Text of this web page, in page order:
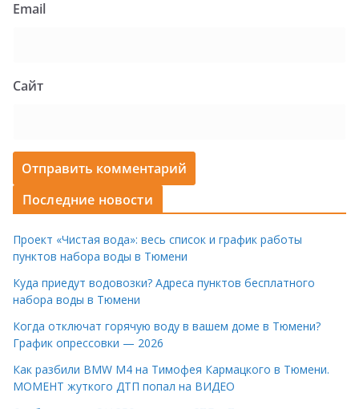
Email
Сайт
Последние новости
Проект «Чистая вода»: весь список и график работы
пунктов набора воды в Тюмени
Куда приедут водовозки? Адреса пунктов бесплатного
набора воды в Тюмени
Когда отключат горячую воду в вашем доме в Тюмени?
График опрессовки — 2026
Как разбили BMW M4 на Тимофея Кармацкого в Тюмени.
МОМЕНТ жуткого ДТП попал на ВИДЕО